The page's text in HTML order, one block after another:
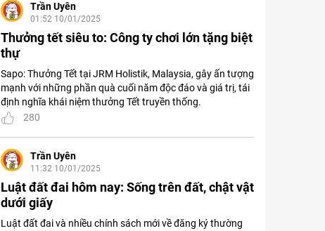
Trần Uyên
01:52 10/01/2025
Thưởng tết siêu to: Công ty chơi lớn tặng biệt
thự
Sapo: Thưởng Tết tại JRM Holistik, Malaysia, gây ấn tượng
mạnh với những phần quà cuối năm độc đáo và giá trị, tái
định nghĩa khái niệm thưởng Tết truyền thống.
280
Trần Uyên
11:32 10/01/2025
Luật đất đai hôm nay: Sống trên đất, chật vật
dưới giấy
Luật đất đai và nhiều chính sách mới về đăng ký thường